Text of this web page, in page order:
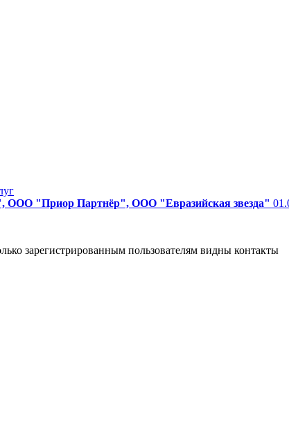
"Приор Партнёр", ООО "Евразийская звезда"
зарегистрированным пользователям видны контакты